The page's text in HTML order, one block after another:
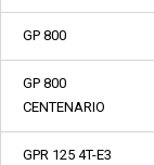
GP 800
GP 800
CENTENARIO
GPR 125 4T-E3